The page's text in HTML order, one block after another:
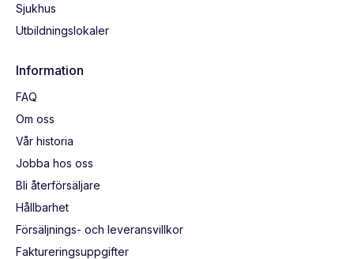
Sjukhus
Utbildningslokaler
Information
FAQ
Om oss
Vår historia
Jobba hos oss
Bli återförsäljare
Hållbarhet
Försäljnings- och leveransvillkor
Faktureringsuppgifter